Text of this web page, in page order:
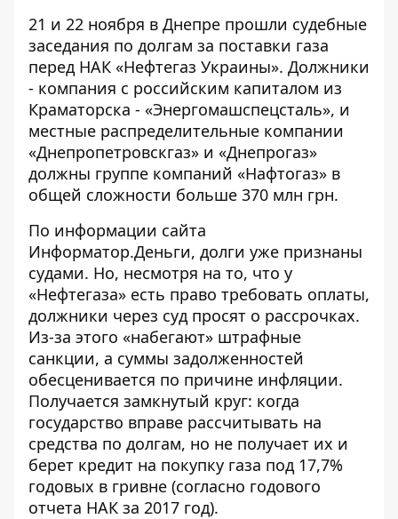
21 и 22 ноября в Днепре прошли судебные
заседания по долгам за поставки газа
перед НАК «Нефтегаз Украины». Должники
- компания с российским капиталом из
Краматорска - «Энергомашспецсталь», и
местные распределительные компании
«Днепропетровскгаз» и «Днепрогаз»
должны группе компаний «Нафтогаз» в
общей сложности больше 370 млн грн.
По информации сайта
Информатор.Деньги, долги уже признаны
судами. Но, несмотря на то, что у
«Нефтегаза» есть право требовать оплаты,
должники через суд просят о рассрочках.
Из-за этого «набегают» штрафные
санкции, а суммы задолженностей
обесценивается по причине инфляции.
Получается замкнутый круг: когда
государство вправе рассчитывать на
средства по долгам, но не получает их и
берет кредит на покупку газа под 17,7%
годовых в гривне (согласно годового
отчета НАК за 2017 год).